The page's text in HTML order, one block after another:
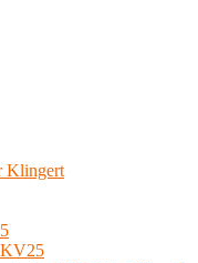
Klingert
KV25